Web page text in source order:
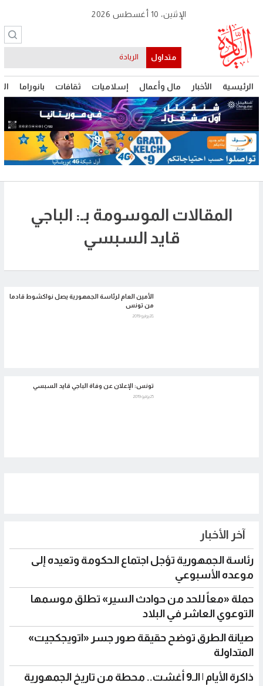
الرئيسية الأخبار مال وأعمال إسلاميات ثقافات بانوراما
الإثنين، 10 أغسطس 2026
متداول الريادة
المقالات الموسومة بـ: الباجي
قايد السبسي
الأمين العام لرئاسة الجمهورية يصل نواكشوط قادما
من تونس
28 يوليو 2019
تونس: الإعلان عن وفاة الباجي قايد السبسي
25 يوليو 2019
آخر الأخبار
رئاسة الجمهورية تؤجل اجتماع الحكومة وتعيده إلى
موعده الأسبوعي
حملة «معاً للحد من حوادث السير» تطلق موسمها
التوعوي العاشر في البلاد
صيانة الطرق توضح حقيقة صور جسر «اتويجكجيت»
المتداولة
ذاكرة الأيام | الـ9 أغشت.. محطة من تاريخ الجمهورية